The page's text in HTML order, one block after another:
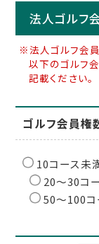
法人ゴルフ
※法人ゴルフ会
以下のゴルフ
記載ください。
ゴルフ会員権
10コース未
20〜30コ
50〜100コ